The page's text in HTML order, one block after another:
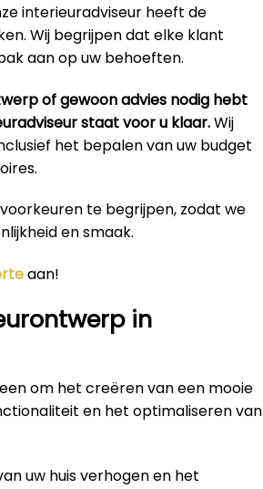
interieuradviseur heeft de
Wij begrijpen dat elke klant
aan op uw behoeften.
of gewoon advies nodig hebt
staat voor u klaar.Wij
het bepalen van uw budget
te begrijpen, zodat we
en smaak.
aan!
in
om het creëren van een mooie
en het optimaliseren van
uw huis verhogen en het